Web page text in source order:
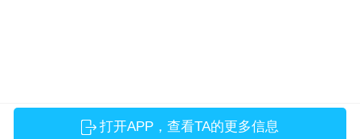
打开APP，查看TA的更多信息